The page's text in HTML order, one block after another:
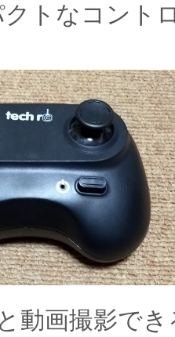
トなコント
動画撮影で